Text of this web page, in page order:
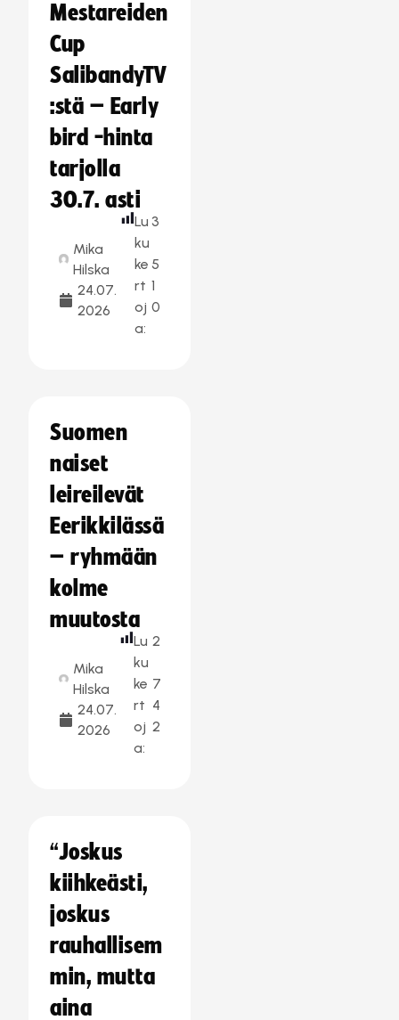
Mestareiden
Cup
SalibandyTV
:stä – Early
bird -hinta
tarjolla
30.7. asti
Mika
Hilska
24.07.
2026
Lu
ku
ke
rt
oj
a:
3
5
1
0
Suomen
naiset
leireilevät
Eerikkilässä
– ryhmään
kolme
muutosta
Mika
Hilska
24.07.
2026
Lu
ku
ke
rt
oj
a:
2
7
4
2
“Joskus
kiihkeästi,
joskus
rauhallisem
min, mutta
aina